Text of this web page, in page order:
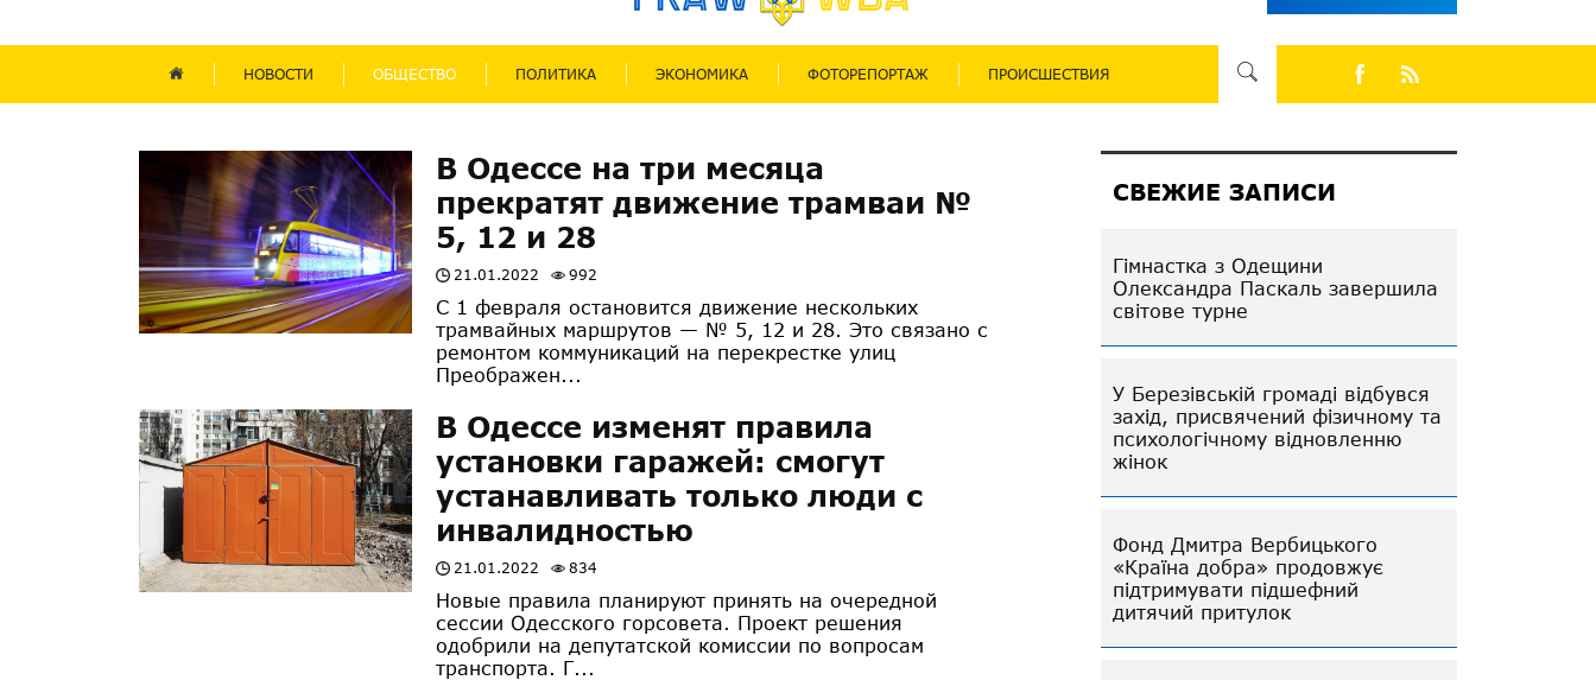
НОВОСТИ ОБЩЕСТВО ПОЛИТИКА ЭКОНОМИКА ФОТОРЕПОРТАЖ ПРОИСШЕСТВИЯ
В Одессе на три месяца
прекратят движение трамваи №
5, 12 и 28
21.01.2022 992
С 1 февраля остановится движение нескольких
трамвайных маршрутов — № 5, 12 и 28. Это связано с
ремонтом коммуникаций на перекрестке улиц
Преображен...
В Одессе изменят правила
установки гаражей: смогут
устанавливать только люди с
инвалидностью
21.01.2022 834
Новые правила планируют принять на очередной
сессии Одесского горсовета. Проект решения
одобрили на депутатской комиссии по вопросам
транспорта. Г...
СВЕЖИЕ ЗАПИСИ
Гімнастка з Одещини
Олександра Паскаль завершила
світове турне
У Березівській громаді відбувся
захід, присвячений фізичному та
психологічному відновленню
жінок
Фонд Дмитра Вербицького
«Країна добра» продовжує
підтримувати підшефний
дитячий притулок